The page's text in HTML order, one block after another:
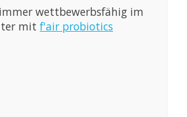
immer wettbewerbsfähig im
mit f'air probiotics